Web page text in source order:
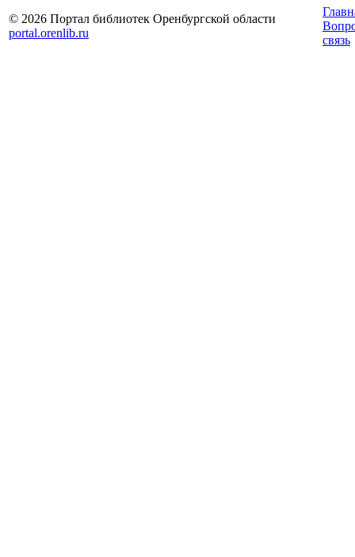
© 2026 Портал библиотек Оренбургской области
portal.orenlib.ru
связь